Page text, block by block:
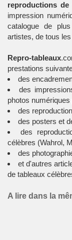
reproductions de
impression
catalogue de
artistes, de tous
Repro-tableaux
prestations
des
des
photos
des
des posters et
des
célèbres (Wahrol,
des
et d'autres
de tableaux
A lire dans la